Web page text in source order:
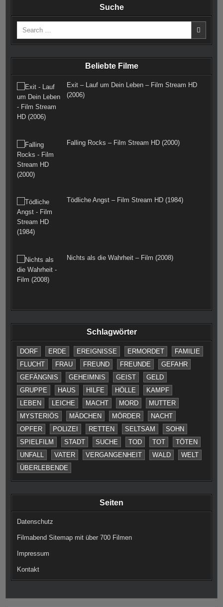
b
o
o
g
r
m
r
e
t
r
t
e
r
Suche
Beliebte Filme
Exit – Lauf um Dein Leben – Film Stream HD
(2006)
Falling Rocks – Film Stream HD (2000)
Tödliche Angst – Film Stream HD (1984)
Nichts als die Wahrheit – Film (2008)
Schlagwörter
DORF ERDE EREIGNISSE ERMORDET
FAMILIE
FLUCHT
FRAU FREUND FREUNDE
GEFAHR
GEFÄNGNIS
GEHEIMNIS GEIST
GELD
GRUPPE
HAUS HILFE HÖLLE
KAMPF
LEBEN
LEICHE MACHT MORD
MUTTER
MYSTERIÖS
MÄDCHEN MÖRDER
NACHT
OPFER
POLIZEI RETTEN SELTSAM
SOHN
SPIELFILM
STADT SUCHE TOD TOT
TÖTEN
UNFALL
VATER VERGANGENHEIT WALD
WELT
ÜBERLEBENDE
Seiten
Datenschutz
Filmabend Sitemap mit über 700 Filmen
Impressum
Kontakt